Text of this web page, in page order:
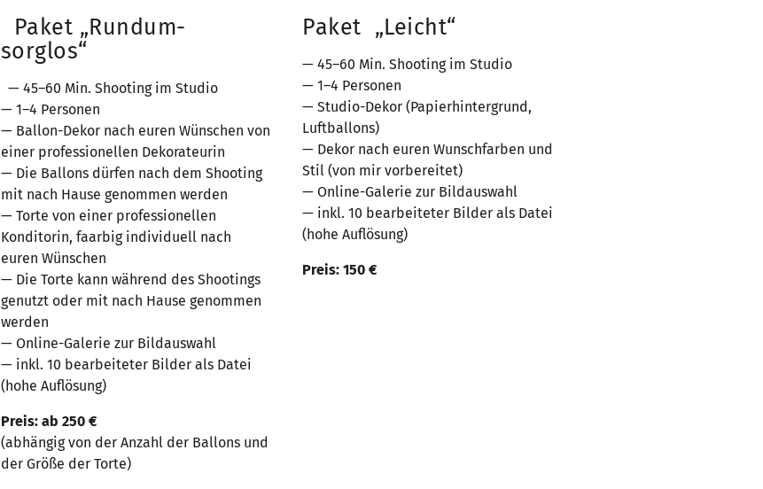
Paket „Rundum-
sorglos“
— 45–60 Min. Shooting im Studio
— 1–4 Personen
— Ballon-Dekor nach euren Wünschen von
einer professionellen Dekorateurin
— Die Ballons dürfen nach dem Shooting
mit nach Hause genommen werden
— Torte von einer professionellen
Konditorin, faarbig individuell nach
euren Wünschen
— Die Torte kann während des Shootings
genutzt oder mit nach Hause genommen
werden
— Online-Galerie zur Bildauswahl
— inkl. 10 bearbeiteter Bilder als Datei
(hohe Auflösung)
Preis: ab 250 €
(abhängig von der Anzahl der Ballons und
der Größe der Torte)
Paket „Leicht“
— 45–60 Min. Shooting im Studio
— 1–4 Personen
— Studio-Dekor (Papierhintergrund,
Luftballons)
— Dekor nach euren Wunschfarben und
Stil (von mir vorbereitet)
— Online-Galerie zur Bildauswahl
— inkl. 10 bearbeiteter Bilder als Datei
(hohe Auflösung)
Preis: 150 €